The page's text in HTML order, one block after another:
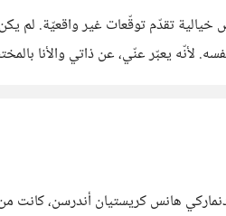
خيالية تقدّم توقّعات غير واقعيّة.
لأنّه يعبّر عنّي، عن ذاتي والأنا
هانس كريستيان أندرسن،